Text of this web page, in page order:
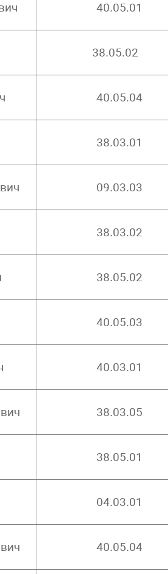
40.05.01
38.05.02
40.05.04
38.03.01
09.03.03
38.03.02
38.05.02
40.05.03
40.03.01
38.03.05
38.05.01
04.03.01
40.05.04